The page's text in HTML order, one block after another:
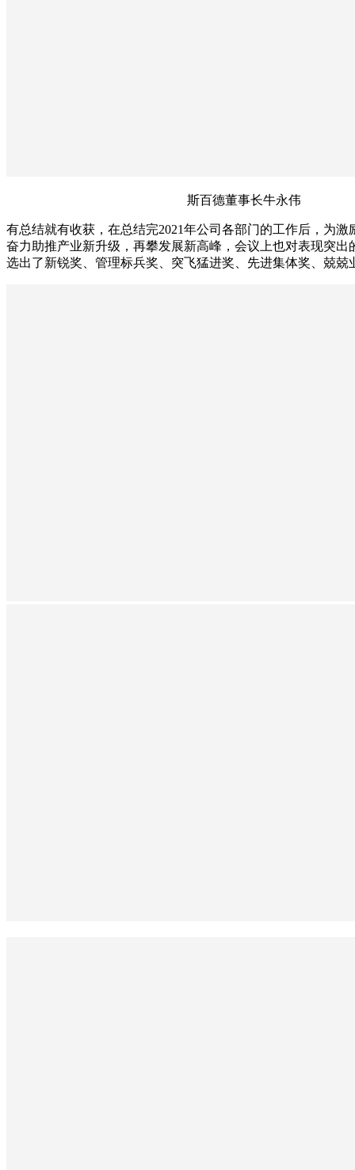
斯百德董事长牛永伟
有总结就有收获，在总结完2021年公司各部门的工作后，为激
奋力助推产业新升级，再攀发展新高峰，会议上也对表现突出
选出了新锐奖、管理标兵奖、突飞猛进奖、先进集体奖、兢兢